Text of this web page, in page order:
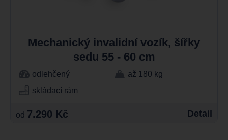
Mechanický invalidní vozík, šířky
sedu 55 - 60 cm
odlehčený
až 180 kg
skládací rám
od 7.290 Kč Detail